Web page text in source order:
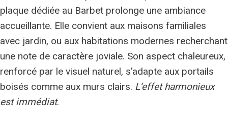
plaque dédiée au Barbet prolonge une ambiance
accueillante. Elle convient aux maisons familiales
avec jardin, ou aux habitations modernes recherchant
une note de caractère joviale. Son aspect chaleureux,
renforcé par le visuel naturel, s’adapte aux portails
boisés comme aux murs clairs. L’effet harmonieux
est immédiat.